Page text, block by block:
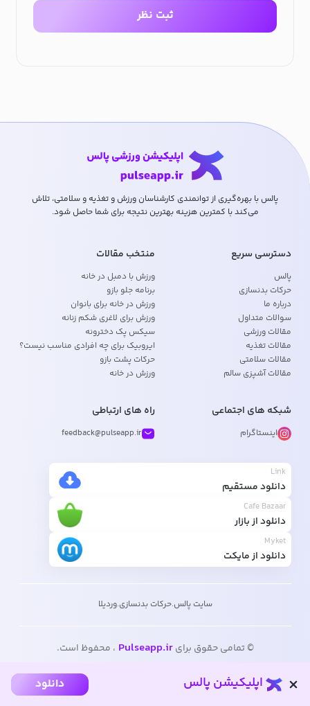
ثبت نظر
پالس با بهره‌گیری از توانمندی کارشناسان ورزش و تغذیه و سلامتی، تلاش
می‌کند با کمترین هزینه بهترین نتیجه برای شما حاصل شود.
دسترسی سریع
پالس
حرکات بدنسازی
درباره ما
سوالات متداول
مقالات ورزشی
مقالات تغذیه
مقالات سلامتی
مقالات آشپزی سالم
منتخب مقالات
ورزش با دمبل در خانه
برنامه جلو بازو
ورزش در خانه برای بانوان
ورزش برای لاغری شکم زنانه
سیکس پک دخترونه
ایروبیک برای چه افرادی مناسب نیست؟
حرکات پشت بازو
ورزش در خانه
شبکه های اجتماعی
اینستاگرام
راه های ارتباطی
feedback@pulseapp.ir
Link
دانلود مستقیم
Cafe Bazaar
دانلود از بازار
Myket
دانلود از مایکت
سایت پالس.حرکات بدنسازی.وردیلا
© تمامی حقوق برایPulseapp.ir ، محفوظ است.
اپلیکیشن پالس دانلود